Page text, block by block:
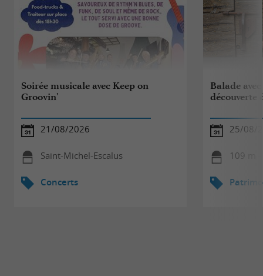
Soirée musicale avec Keep on
Groovin'
21/08/2026
Saint-Michel-Escalus
Concerts
Balade
découverte
25/08/
109 m